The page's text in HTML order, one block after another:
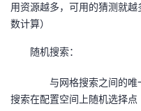
用资源越多，可用的猜测就
数计算）
随机搜索：
与网格搜索之间的
搜索在配置空间上随机选择点